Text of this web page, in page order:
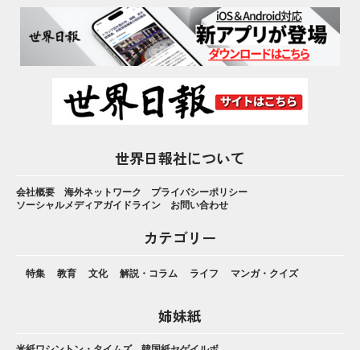
世界日報社について
会社概要 海外ネットワーク
プライバシーポリシー
ソーシャルメディアガイドライン
お問い合わせ
カテゴリー
特集 教育 文化 解説・コラム ライフ マンガ・クイズ
姉妹紙